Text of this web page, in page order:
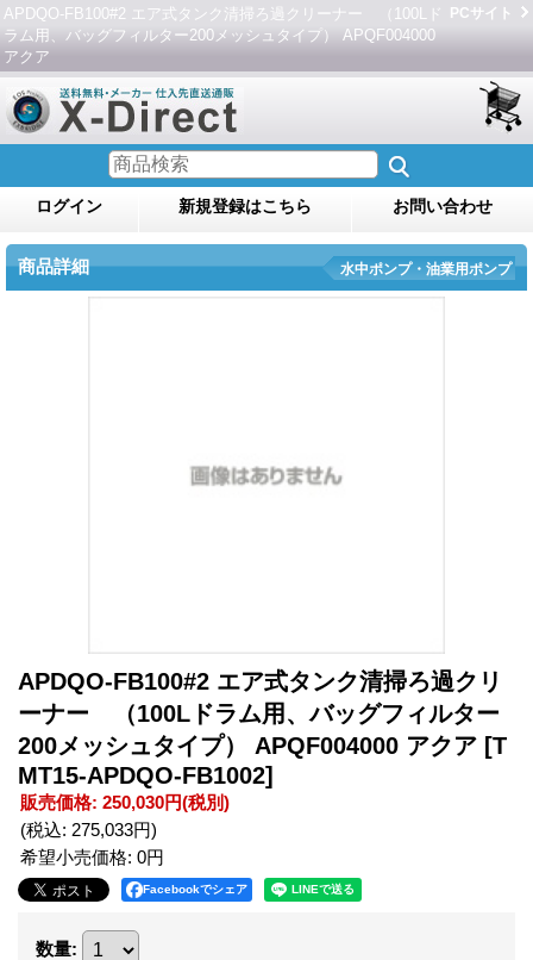
APDQO-FB100#2 エア式タンク清掃ろ過クリーナー （100Lド
ラム用、バッグフィルター200メッシュタイプ） APQF004000
アクア
PCサイト
ログイン 新規登録はこちら お問い合わせ
商品詳細 水中ポンプ・油業用ポンプ
APDQO-FB100#2 エア式タンク清掃ろ過クリ
ーナー （100Lドラム用、バッグフィルター
200メッシュタイプ） APQF004000 アクア [T
MT15-APDQO-FB1002]
販売価格: 250,030円(税別)
(税込: 275,033円)
希望小売価格: 0円
Facebookでシェア
数量: